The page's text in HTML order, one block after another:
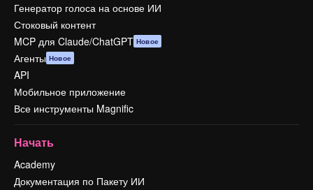
Генератор голоса на основе ИИ
Стоковый контент
MCP для Claude/ChatGPT Новое
Агенты Новое
API
Мобильное приложение
Все инструменты Magnific
Начать
Academy
Документация по Пакету ИИ